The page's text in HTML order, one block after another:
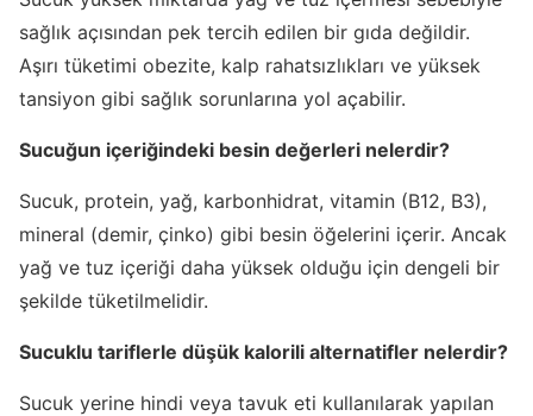
sağlık açısından pek tercih edilen bir gıda değildir.
Aşırı tüketimi obezite, kalp rahatsızlıkları ve yüksek
tansiyon gibi sağlık sorunlarına yol açabilir.
Sucuğun içeriğindeki besin değerleri nelerdir?
Sucuk, protein, yağ, karbonhidrat, vitamin (B12, B3),
mineral (demir, çinko) gibi besin öğelerini içerir. Ancak
yağ ve tuz içeriği daha yüksek olduğu için dengeli bir
şekilde tüketilmelidir.
Sucuklu tariflerle düşük kalorili alternatifler nelerdir?
Sucuk yerine hindi veya tavuk eti kullanılarak yapılan